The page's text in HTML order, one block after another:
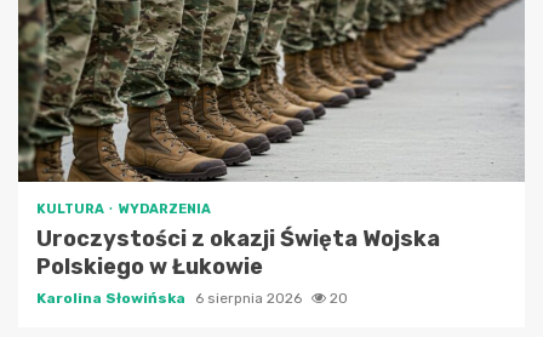
KULTURA WYDARZENIA
Uroczystości z okazji Święta Wojska
Polskiego w Łukowie
Karolina Słowińska 6 sierpnia 2026 20